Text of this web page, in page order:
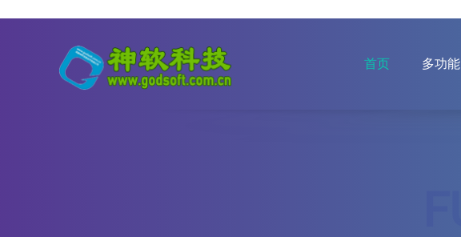
首页 多功能